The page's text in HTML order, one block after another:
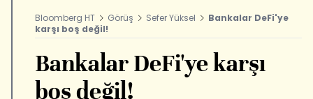
yazıları yazdı. 2018 yılından bu yana Bloomberg HT'de editör
olarak görev alıyor, Finansal Teknoloji programını hazırlayıp
sunuyor.
Bloomberg HT Görüş Sefer Yüksel
Bankalar DeFi'ye
karşı boş değil!
Bankalar DeFi'ye karşı
boş değil!